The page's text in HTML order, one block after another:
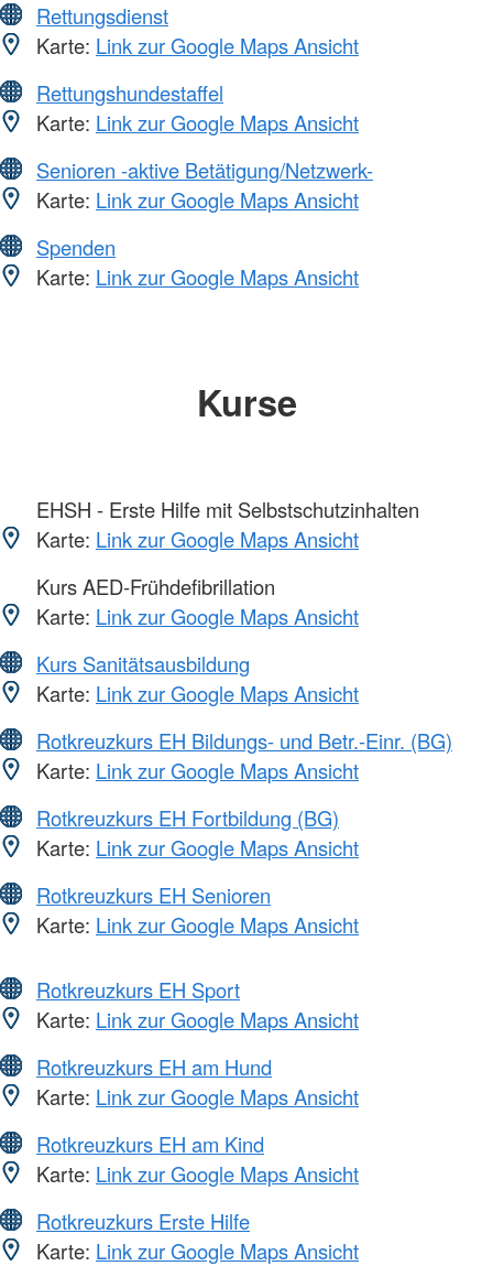
Rettungsdienst
Karte: Link zur Google Maps Ansicht
Rettungshundestaffel
Karte: Link zur Google Maps Ansicht
Senioren -aktive Betätigung/Netzwerk-
Karte: Link zur Google Maps Ansicht
Spenden
Karte: Link zur Google Maps Ansicht
Kurse
EHSH - Erste Hilfe mit Selbstschutzinhalten
Karte: Link zur Google Maps Ansicht
Kurs AED-Frühdefibrillation
Karte: Link zur Google Maps Ansicht
Kurs Sanitätsausbildung
Karte: Link zur Google Maps Ansicht
Rotkreuzkurs EH Bildungs- und Betr.-Einr. (BG)
Karte: Link zur Google Maps Ansicht
Rotkreuzkurs EH Fortbildung (BG)
Karte: Link zur Google Maps Ansicht
Rotkreuzkurs EH Senioren
Karte: Link zur Google Maps Ansicht
Rotkreuzkurs EH Sport
Karte: Link zur Google Maps Ansicht
Rotkreuzkurs EH am Hund
Karte: Link zur Google Maps Ansicht
Rotkreuzkurs EH am Kind
Karte: Link zur Google Maps Ansicht
Rotkreuzkurs Erste Hilfe
Karte: Link zur Google Maps Ansicht